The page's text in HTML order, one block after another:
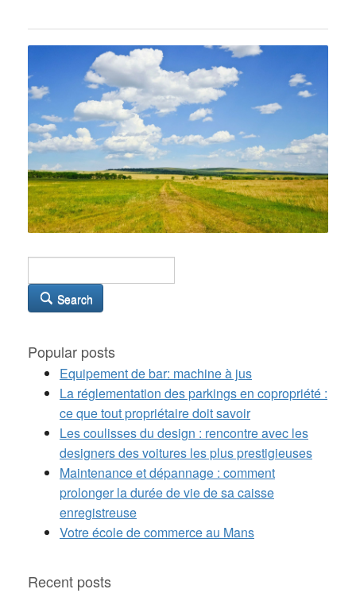
Search
Popular posts
Equipement de bar: machine à jus
La réglementation des parkings en copropriété :
ce que tout propriétaire doit savoir
Les coulisses du design : rencontre avec les
designers des voitures les plus prestigieuses
Maintenance et dépannage : comment
prolonger la durée de vie de sa caisse
enregistreuse
Votre école de commerce au Mans
Recent posts